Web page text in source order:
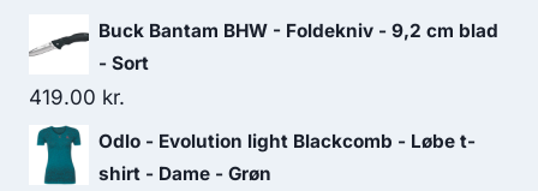
Buck Bantam BHW - Foldekniv - 9,2 cm blad
- Sort
419.00 kr.
Odlo - Evolution light Blackcomb - Løbe t-
shirt - Dame - Grøn